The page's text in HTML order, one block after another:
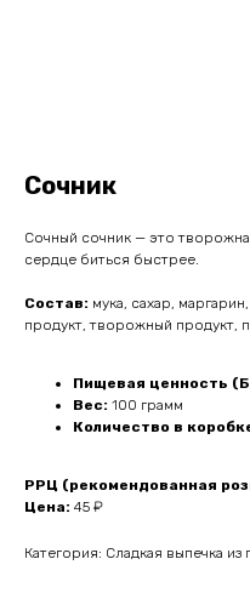
Сочник
Сочный сочник — это
сердце биться быстрее.
Состав: мука, сахар,
продукт, творожный продукт,
Пищевая ценность
Вес: 100 грамм
Количество в
РРЦ (рекомендованная
Цена: 45 ₽
Категория: Сладкая выпечка из